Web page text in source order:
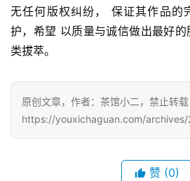
手
机
游
单
无任何版权纠纷， 保证其作品的
护，希望 以质量与诚信做出最好
类拔萃。
原创文章，作者：茶馆小二，禁止转载
https://youxichaguan.com/archives/
赞 (0)